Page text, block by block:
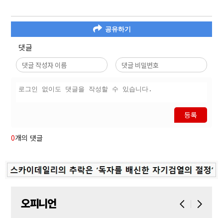
공유하기
댓글
등록
0개의 댓글
오피니언